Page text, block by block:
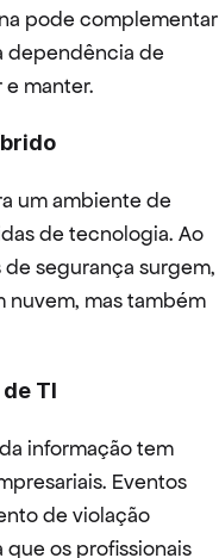
pode complementar
dependência de
manter.
um ambiente de
de tecnologia. Ao
segurança surgem,
nuvem, mas também
TI
informação tem
Eventos
de violação
os profissionais